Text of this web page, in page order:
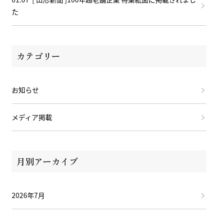
た
カテゴリー
お知らせ
メディア掲載
月別アーカイブ
2026年7月